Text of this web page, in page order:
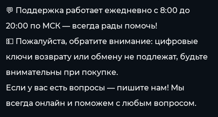
💬 Поддержка работает ежедневно с 8:00 до
20:00 по МСК — всегда рады помочь!
💵 Пожалуйста, обратите внимание: цифровые
ключи возврату или обмену не подлежат, будьте
внимательны при покупке.
Если у вас есть вопросы — пишите нам! Мы
всегда онлайн и поможем с любым вопросом.